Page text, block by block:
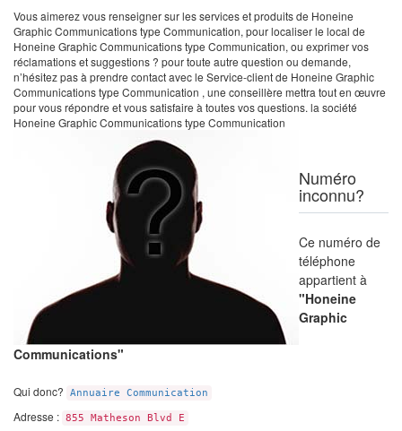
Vous aimerez vous renseigner sur les services et produits de Honeine
Graphic Communications type Communication, pour localiser le local de
Honeine Graphic Communications type Communication, ou exprimer vos
réclamations et suggestions ? pour toute autre question ou demande,
n’hésitez pas à prendre contact avec le Service-client de Honeine Graphic
Communications type Communication , une conseillère mettra tout en œuvre
pour vous répondre et vous satisfaire à toutes vos questions. la société
Honeine Graphic Communications type Communication
Numéro
inconnu?
Ce numéro de
téléphone
appartient à
"Honeine
Graphic
Communications"
Qui donc? Annuaire Communication
Adresse : 855 Matheson Blvd E